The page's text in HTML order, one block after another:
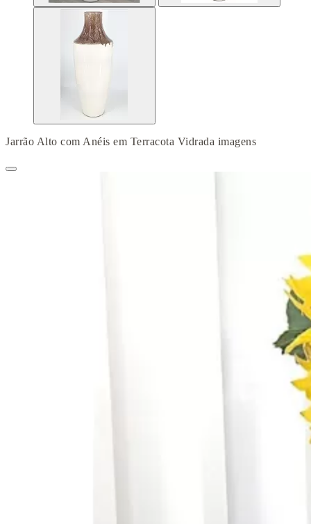
Jarrão Alto com Anéis em Terracota Vidrada imagens